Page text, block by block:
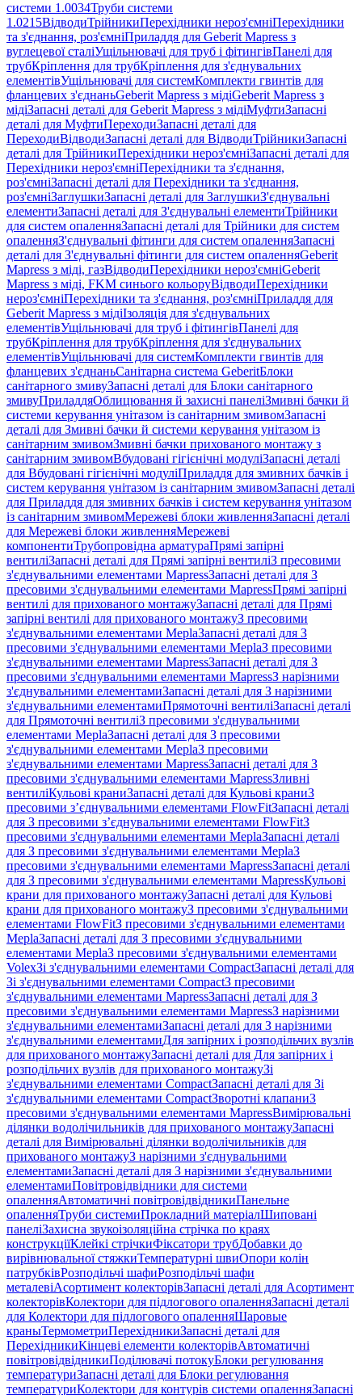
системи 1.0034Труби системи
1.0215ВідводиТрійникиПерехідники нероз'ємніПерехідники
та з'єднання, роз'ємніПриладдя для Geberit Mapress з
вуглецевої сталіУщільнювачі для труб і фітингівПанелі для
трубКріплення для трубКріплення для з'єднувальних
елементівУщільнювачі для системКомплекти гвинтів для
фланцевих з'єднаньGeberit Mapress з мідіGeberit Mapress з
мідіЗапасні деталі для Geberit Mapress з мідіМуфтиЗапасні
деталі для МуфтиПереходиЗапасні деталі для
ПереходиВідводиЗапасні деталі для ВідводиТрійникиЗапасні
деталі для ТрійникиПерехідники нероз'ємніЗапасні деталі для
Перехідники нероз'ємніПерехідники та з'єднання,
роз'ємніЗапасні деталі для Перехідники та з'єднання,
роз'ємніЗаглушкиЗапасні деталі для ЗаглушкиЗ'єднувальні
елементиЗапасні деталі для З'єднувальні елементиТрійники
для систем опаленняЗапасні деталі для Трійники для систем
опаленняЗ'єднувальні фітинги для систем опаленняЗапасні
деталі для З'єднувальні фітинги для систем опаленняGeberit
Mapress з міді, газВідводиПерехідники нероз'ємніGeberit
Mapress з міді, FKM синього кольоруВідводиПерехідники
нероз'ємніПерехідники та з'єднання, роз'ємніПриладдя для
Geberit Mapress з мідіІзоляція для з'єднувальних
елементівУщільнювачі для труб і фітингівПанелі для
трубКріплення для трубКріплення для з'єднувальних
елементівУщільнювачі для системКомплекти гвинтів для
фланцевих з'єднаньСанітарна система GeberitБлоки
санітарного змивуЗапасні деталі для Блоки санітарного
змивуПриладдяОблицювання й захисні панеліЗмивні бачки й
системи керування унітазом із санітарним змивомЗапасні
деталі для Змивні бачки й системи керування унітазом із
санітарним змивомЗмивні бачки прихованого монтажу з
санітарним змивомВбудовані гігієнічні модуліЗапасні деталі
для Вбудовані гігієнічні модуліПриладдя для змивних бачків і
систем керування унітазом із санітарним змивомЗапасні деталі
для Приладдя для змивних бачків і систем керування унітазом
із санітарним змивомМережеві блоки живленняЗапасні деталі
для Мережеві блоки живленняМережеві
компонентиТрубопровідна арматураПрямі запірні
вентиліЗапасні деталі для Прямі запірні вентиліЗ пресовими
з'єднувальними елементами MapressЗапасні деталі для З
пресовими з'єднувальними елементами MapressПрямі запірні
вентилі для прихованого монтажуЗапасні деталі для Прямі
запірні вентилі для прихованого монтажуЗ пресовими
з'єднувальними елементами MeplaЗапасні деталі для З
пресовими з'єднувальними елементами MeplaЗ пресовими
з'єднувальними елементами MapressЗапасні деталі для З
пресовими з'єднувальними елементами MapressЗ нарізними
з'єднувальними елементамиЗапасні деталі для З нарізними
з'єднувальними елементамиПрямоточні вентиліЗапасні деталі
для Прямоточні вентиліЗ пресовими з'єднувальними
елементами MeplaЗапасні деталі для З пресовими
з'єднувальними елементами MeplaЗ пресовими
з'єднувальними елементами MapressЗапасні деталі для З
пресовими з'єднувальними елементами MapressЗливні
вентиліКульові краниЗапасні деталі для Кульові краниЗ
пресовими з’єднувальними елементами FlowFitЗапасні деталі
для З пресовими з’єднувальними елементами FlowFitЗ
пресовими з'єднувальними елементами MeplaЗапасні деталі
для З пресовими з'єднувальними елементами MeplaЗ
пресовими з'єднувальними елементами MapressЗапасні деталі
для З пресовими з'єднувальними елементами MapressКульові
крани для прихованого монтажуЗапасні деталі для Кульові
крани для прихованого монтажуЗ пресовими з'єднувальними
елементами FlowFitЗ пресовими з'єднувальними елементами
MeplaЗапасні деталі для З пресовими з'єднувальними
елементами MeplaЗ пресовими з'єднувальними елементами
VolexЗі з'єднувальними елементами CompactЗапасні деталі для
Зі з'єднувальними елементами CompactЗ пресовими
з'єднувальними елементами MapressЗапасні деталі для З
пресовими з'єднувальними елементами MapressЗ нарізними
з'єднувальними елементамиЗапасні деталі для З нарізними
з'єднувальними елементамиДля запірних і розподільчих вузлів
для прихованого монтажуЗапасні деталі для Для запірних і
розподільчих вузлів для прихованого монтажуЗі
з'єднувальними елементами CompactЗапасні деталі для Зі
з'єднувальними елементами CompactЗворотні клапаниЗ
пресовими з'єднувальними елементами MapressВимірювальні
ділянки водолічильників для прихованого монтажуЗапасні
деталі для Вимірювальні ділянки водолічильників для
прихованого монтажуЗ нарізними з'єднувальними
елементамиЗапасні деталі для З нарізними з'єднувальними
елементамиПовітровідвідники для системи
опаленняАвтоматичні повітровідвідникиПанельне
опаленняТруби системиПрокладний матеріалШиповані
панеліЗахисна звукоізоляційна стрічка по краях
конструкціїКлейкі стрічкиФіксатори трубДобавки до
вирівнювальної стяжкиТемпературні швиОпори колін
патрубківРозподільчі шафиРозподільчі шафи
металевіАсортимент колекторівЗапасні деталі для Асортимент
колекторівКолектори для підлогового опаленняЗапасні деталі
для Колектори для підлогового опаленняШаровые
краныТермометриПерехідникиЗапасні деталі для
ПерехідникиКінцеві елементи колекторівАвтоматичні
повітровідвідникиПоділювачі потокуБлоки регулювання
температуриЗапасні деталі для Блоки регулювання
температуриКолектори для контурів системи опаленняЗапасні